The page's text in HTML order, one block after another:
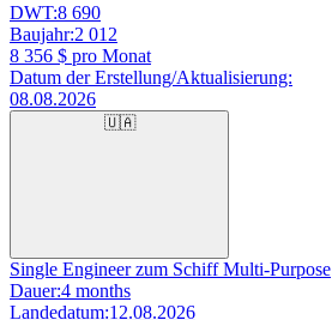
DWT:8 690
Baujahr:2 012
8 356 $ pro Monat
Datum der Erstellung/Aktualisierung:
08.08.2026
🇺🇦
Single Engineer zum Schiff Multi-Purpose
Dauer:4 months
Landedatum:12.08.2026